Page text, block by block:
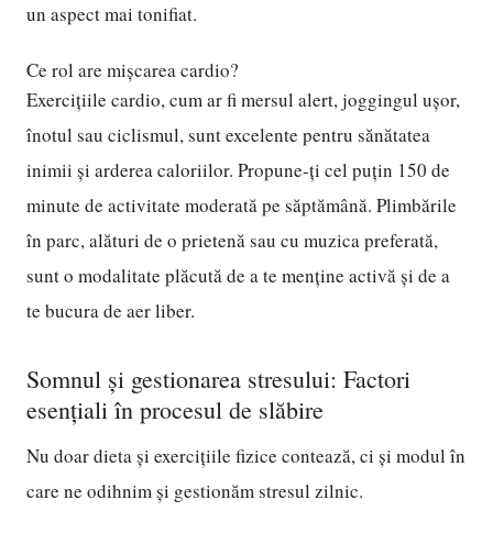
un aspect mai tonifiat.
Ce rol are mișcarea cardio?
Exercițiile cardio, cum ar fi mersul alert, joggingul ușor,
înotul sau ciclismul, sunt excelente pentru sănătatea
inimii și arderea caloriilor. Propune-ți cel puțin 150 de
minute de activitate moderată pe săptămână. Plimbările
în parc, alături de o prietenă sau cu muzica preferată,
sunt o modalitate plăcută de a te menține activă și de a
te bucura de aer liber.
Somnul și gestionarea stresului: Factori
esențiali în procesul de slăbire
Nu doar dieta și exercițiile fizice contează, ci și modul în
care ne odihnim și gestionăm stresul zilnic.